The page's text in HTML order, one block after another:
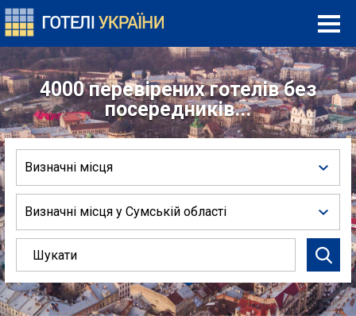
4000 перевірених готелів без
посередників...
Визначні місця
Визначні місця у Сумській області